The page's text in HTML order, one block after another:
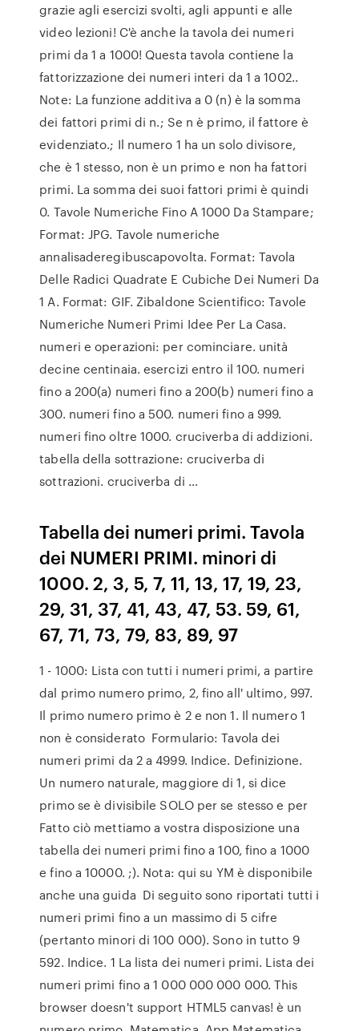
grazie agli esercizi svolti, agli appunti e alle
video lezioni! C'è anche la tavola dei numeri
primi da 1 a 1000! Questa tavola contiene la
fattorizzazione dei numeri interi da 1 a 1002..
Note: La funzione additiva a 0 (n) è la somma
dei fattori primi di n.; Se n è primo, il fattore è
evidenziato.; Il numero 1 ha un solo divisore,
che è 1 stesso, non è un primo e non ha fattori
primi. La somma dei suoi fattori primi è quindi
0. Tavole Numeriche Fino A 1000 Da Stampare;
Format: JPG. Tavole numeriche
annalisaderegibuscapovolta. Format: Tavola
Delle Radici Quadrate E Cubiche Dei Numeri Da
1 A. Format: GIF. Zibaldone Scientifico: Tavole
Numeriche Numeri Primi Idee Per La Casa.
numeri e operazioni: per cominciare. unità
decine centinaia. esercizi entro il 100. numeri
fino a 200(a) numeri fino a 200(b) numeri fino a
300. numeri fino a 500. numeri fino a 999.
numeri fino oltre 1000. cruciverba di addizioni.
tabella della sottrazione: cruciverba di
sottrazioni. cruciverba di …
Tabella dei numeri primi. Tavola
dei NUMERI PRIMI. minori di
1000. 2, 3, 5, 7, 11, 13, 17, 19, 23,
29, 31, 37, 41, 43, 47, 53. 59, 61,
67, 71, 73, 79, 83, 89, 97
1 - 1000: Lista con tutti i numeri primi, a partire
dal primo numero primo, 2, fino all' ultimo, 997.
Il primo numero primo è 2 e non 1. Il numero 1
non è considerato Formulario: Tavola dei
numeri primi da 2 a 4999. Indice. Definizione.
Un numero naturale, maggiore di 1, si dice
primo se è divisibile SOLO per se stesso e per
Fatto ciò mettiamo a vostra disposizione una
tabella dei numeri primi fino a 100, fino a 1000
e fino a 10000. ;). Nota: qui su YM è disponibile
anche una guida Di seguito sono riportati tutti i
numeri primi fino a un massimo di 5 cifre
(pertanto minori di 100 000). Sono in tutto 9
592. Indice. 1 La lista dei numeri primi. Lista dei
numeri primi fino a 1 000 000 000 000. This
browser doesn't support HTML5 canvas! è un